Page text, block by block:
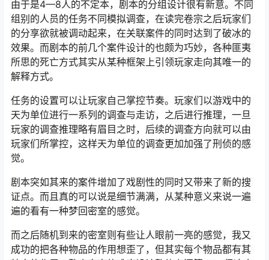
由于是4—8人的不定本，剧本的分组设计很有新意。不同
组别的人员的任务不同模拟调查，在读完卷宗之后玩家们
的分享欲就被调动起来，在关联案件的同时达到了破冰的
效果。而剧本的前几个案件设计的也颇为巧妙，各种匪夷
所思的死亡方式其实从某种框架上引领玩家走向其唯一的
解释方式。
任务的设置可以让玩家自己掌控节奏。玩家们以游戏中的
天为单位进行一系列的调查与走访，之后进行推理，一旦
玩家的调查推理略有眉目之时，后续的调查方向就可以由
玩家们所掌控，这样天为单位的调查更加加强了刑侦的感
觉。
剧本突如其来的案件增加了戏剧性的同时又带来了新的搜
证点。而且真的可以说是细节满满，从某种意义来说一遍
遍的看有一种梦回密室的感觉。
而之后随机到来的密室则有些让人眼前一亮的感觉，我又
成功的把各种物品的作用想歪了，但其实每个物品都有其